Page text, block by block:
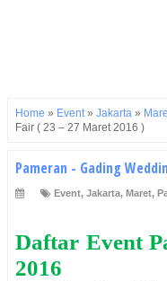
Home » Event» Jakarta »
Fair ( 23 – 27 Maret 2016 )
Pameran - Gading
Event, Jakarta, Maret,
Daftar Event
2016